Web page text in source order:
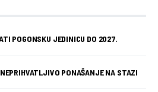
POGONSKU JEDINICU DO 2027.
PONAŠANJE NA STAZI